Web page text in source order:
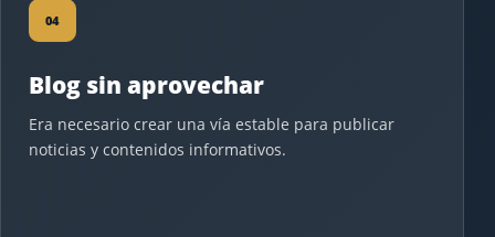
04
Blog sin aprovechar
Era necesario crear una vía estable para publicar
noticias y contenidos informativos.